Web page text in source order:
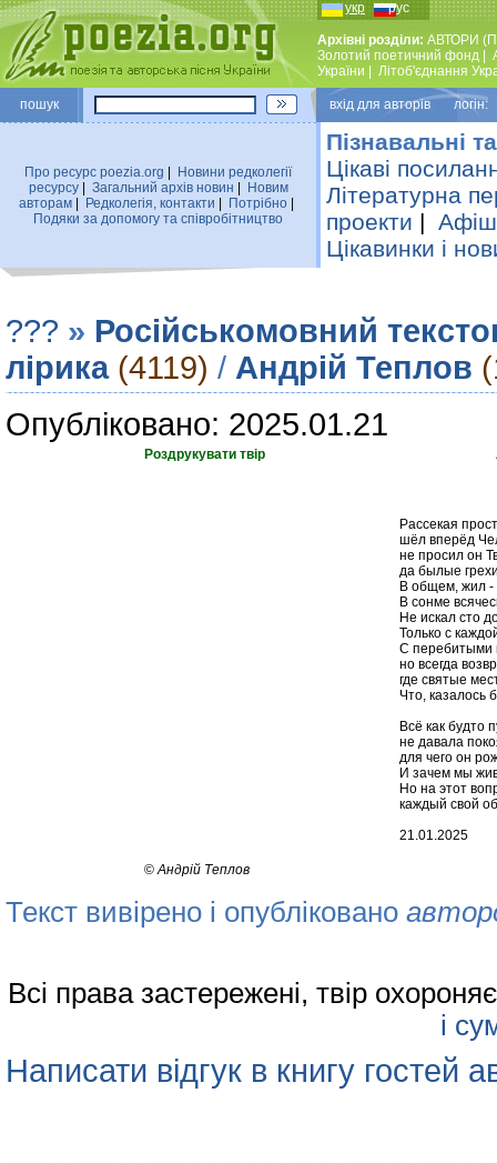
укр рус
Архівні розділи: АВТОРИ
Золотий поетичний фонд
України
Лiтоб'єднання
пошук вхiд для авторiв логін:
Про ресурс poezia.org
Новини редколегiї
ресурсу| Загальний архiв новин
Новим
авторам
Редколегiя, контакти Потрiбно
Подяки за допомогу та співробітництво
Пізнавальні
Цікаві
Літературна
проекти |
Цікавинки і
??? » Російськомовний
лірика (4119) / Андрій Теплов
Опубліковано: 2025.01.21
Роздрукувати твір
Рассекая
шёл вперёд
не просил он
да былые
В общем, жил -
В сонме
Не искал сто
Только с
С перебитыми
но всегда
где святые
Что, казалось
Всё как будто
не давала
для чего он
И зачем мы
Но на этот
каждый свой
21.01.2025
©Андрій Теплов
Текст вивірено і опубліковано
Всі права застережені, твір
і
Написати відгук в книгу гостей